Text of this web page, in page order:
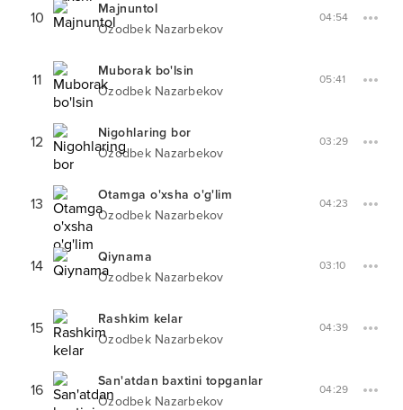
10
Majnuntol
Ozodbek Nazarbekov
04:54
11
Muborak bo'lsin
Ozodbek Nazarbekov
05:41
12
Nigohlaring bor
Ozodbek Nazarbekov
03:29
13
Otamga o'xsha o'g'lim
Ozodbek Nazarbekov
04:23
14
Qiynama
Ozodbek Nazarbekov
03:10
15
Rashkim kelar
Ozodbek Nazarbekov
04:39
16
San'atdan baxtini topganlar
Ozodbek Nazarbekov
04:29